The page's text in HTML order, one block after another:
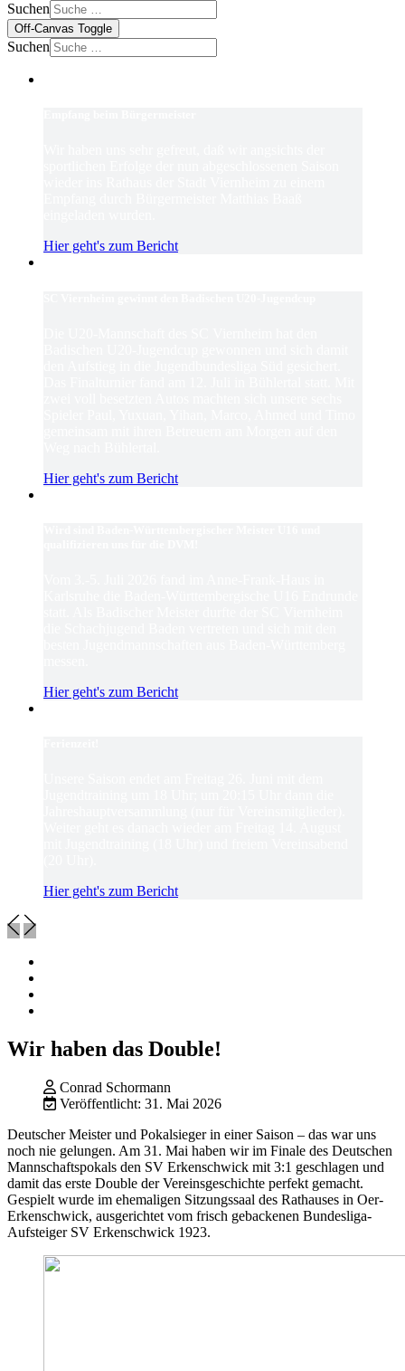
Suchen
Off-Canvas Toggle
Suchen
Hier geht's zum Bericht
Hier geht's zum Bericht
Hier geht's zum Bericht
Hier geht's zum Bericht
Wir haben das Double!
Conrad Schormann
Veröffentlicht: 31. Mai 2026
Deutscher Meister und Pokalsieger in einer Saison – das war uns
noch nie gelungen. Am 31. Mai haben wir im Finale des Deutschen
Mannschaftspokals den SV Erkenschwick mit 3:1 geschlagen und
damit das erste Double der Vereinsgeschichte perfekt gemacht.
Gespielt wurde im ehemaligen Sitzungssaal des Rathauses in Oer-
Erkenschwick, ausgerichtet vom frisch gebackenen Bundesliga-
Aufsteiger SV Erkenschwick 1923.